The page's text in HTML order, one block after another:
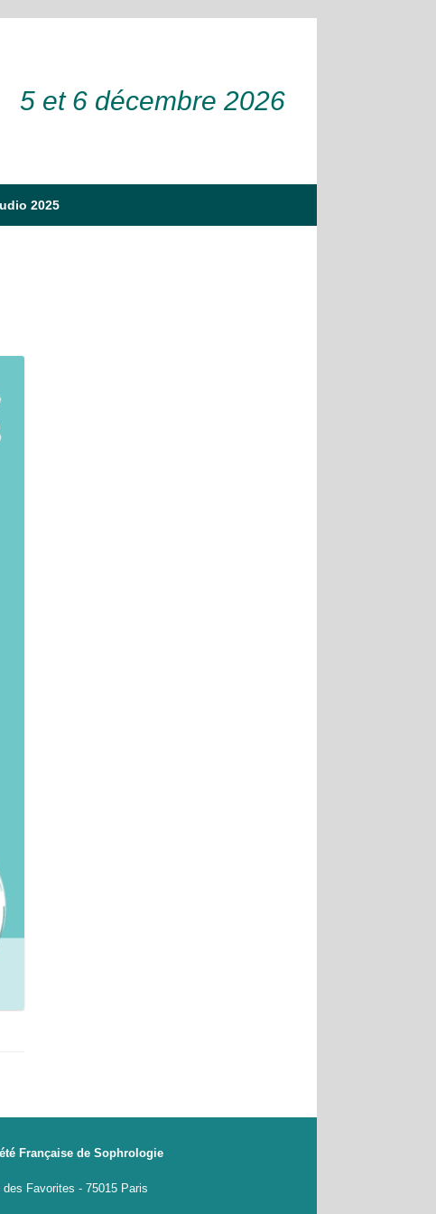
5 et 6 décembre 2026
2025
Française de Sophrologie
des Favorites - 75015 Paris